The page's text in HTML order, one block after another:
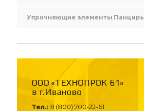
Упрочняющие элементы Панцирь
ООО «ТЕХНОПРОК-61»
в г.Иваново
Тел.: 8 (800) 700-22-61